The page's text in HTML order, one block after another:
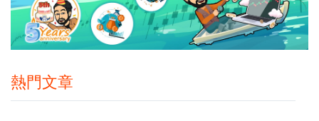
熱門文章